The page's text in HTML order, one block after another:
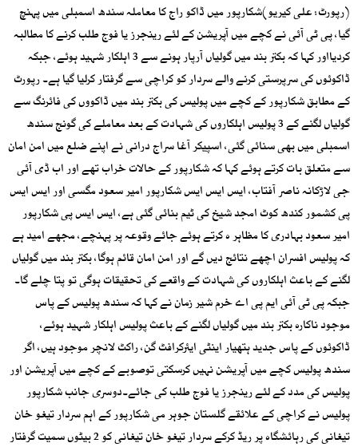
(رپورٹ: علی کیریو)شکارپور میں ڈاکو راج کا معاملہ سندھ اسمبلی میں پہنچ
گیا، پی ٹی آئی نے کچے میں آپریشن کے لئے رینجرز یا فوج طلب کرنے کا مطالبہ
کردیااور کہا کہ بکتر بند میں گولیاں آرپار ہونے سے 3 اہلکار شہید ہوئے، جبکہ
ڈاکوئوں کی سرپرستی کرنے والے سردار کو کراچی سے گرفتار کرلیا گیا ہے۔ رپورٹ
کے مطابق شکارپور کے کچے میں پولیس کی بکتر بند میں ڈاکووں کی فائرنگ سے
گولیاں لگنے کے 3 پولیس اہلکاروں کی شہادت کے بعد معاملے کی گونج سندھ
اسمبلی میں بھی سنائی گئی، اسپیکر آغا سراج درانی نے اپنے ضلع میں امن امان
سے متعلق بات کرتے ہوئے کہا کہ شکارپور کے حالات خراب تھے اور اب ڈی آئی
جی لاڑکانہ ناصر آفتاب، ایس ایس ایس شکارپور امیر سعود مگسی اور ایس ایس
پی کشمور کندھ کوٹ امجد شیخ کی ٹیم بنائی گئی ہے، ایس ایس پی شکارپور
امیر سعود بہادری کا مظاہر ہ کرتے ہوئے جائے وقوعہ پر پہنچے، مجھے امید ہے
کہ پولیس افسران اچھے نتائج دیں گے اور امن امان قائم ہوگا، بکتر بند میں گولیاں
لگنے کے باعث اہلکاروں کی شہادت کے واقعے کی تحقیقات ہوگی تو پتا چلے گا۔
جبکہ پی ٹی آئی ایم پی اے خرم شیر زمان نے کہا کہ سندھ پولیس کے پاس
موجود ناکارہ بکتر بند میں گولیاں لگنے کے باعث پولیس اہلکار شہید ہوئے،
ڈاکوئوں کے پاس جدید ہتھیار اینٹی ایئرکرافٹ گن، راکٹ لانچر موجود ہیں، اگر
سندھ پولیس کچے میں آپریشن نہیں کرسکتی توصوبے کے کچے میں آپریشن اور
پولیس کی مدد کے لئے رینجرز یا فوج طلب کی جائے۔دوسری جانب شکارپور
پولیس نے کراچی کے علائقے گلستان جوہر می شکارپور کے اہم سردار تیغو خان
تیغانی کی رہائشگاہ پر ریڈ کرکے سردار تیغو خان تیغانی کو 2 بیٹوں سمیت گرفتار